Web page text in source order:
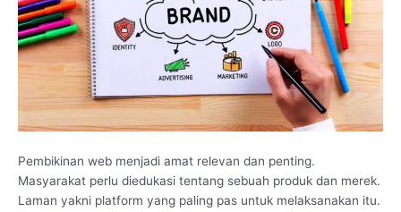
Pembikinan web menjadi amat relevan dan penting.
Masyarakat perlu diedukasi tentang sebuah produk dan merek.
Laman yakni platform yang paling pas untuk melaksanakan itu.